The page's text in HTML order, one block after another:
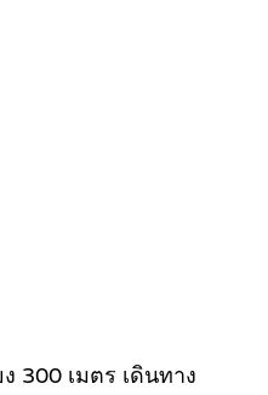
300 เมตร เดินทาง